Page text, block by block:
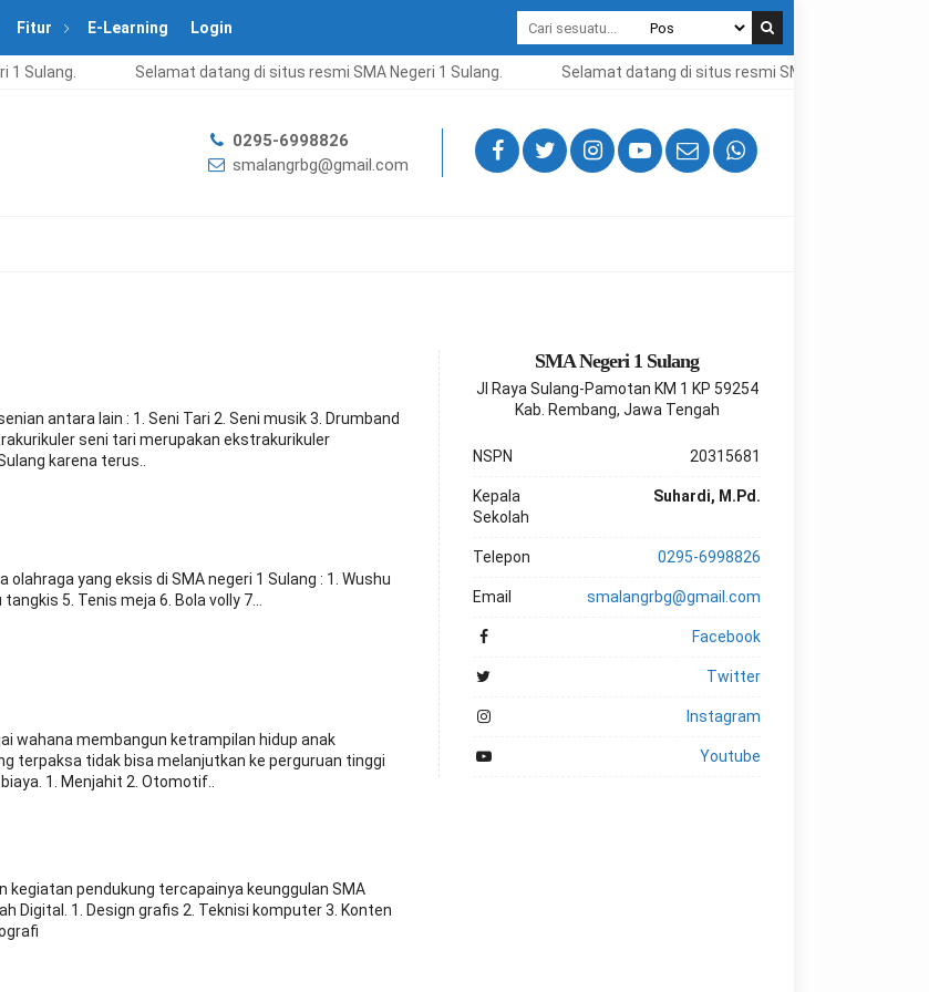
Fitur E-Learning Login
Sulang. Selamat datang di situs resmi SMA Negeri 1 Sulang. Selamat datang di situs resmi SMA Negeri 1 Sulang.
0295-6998826
smalangrbg@gmail.com
antara lain : 1. Seni Tari 2. Seni musik 3. Drumband
seni tari merupakan ekstrakurikuler
karena terus..
yang eksis di SMA negeri 1 Sulang : 1. Wushu
5. Tenis meja 6. Bola volly 7...
wahana membangun ketrampilan hidup anak
terpaksa tidak bisa melanjutkan ke perguruan tinggi
1. Menjahit 2. Otomotif..
kegiatan pendukung tercapainya keunggulan SMA
Digital. 1. Design grafis 2. Teknisi komputer 3. Konten
SMA Negeri 1 Sulang
Jl Raya Sulang-Pamotan KM 1 KP 59254
Kab. Rembang, Jawa Tengah
NSPN 20315681
Kepala
Sekolah
Suhardi, M.Pd.
Telepon 0295-6998826
Email smalangrbg@gmail.com
Facebook
Twitter
Instagram
Youtube